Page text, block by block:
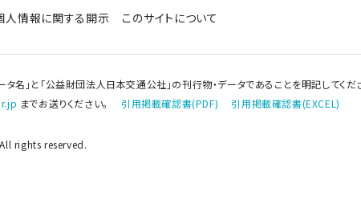
人情報に関する開示 このサイトについて
名」と「公益財団法人日本交通公社」の刊行物・データであることを明記してくだ
までお送りください。 引用掲載確認書(PDF) 引用掲載確認書(EXCEL)
rights reserved.